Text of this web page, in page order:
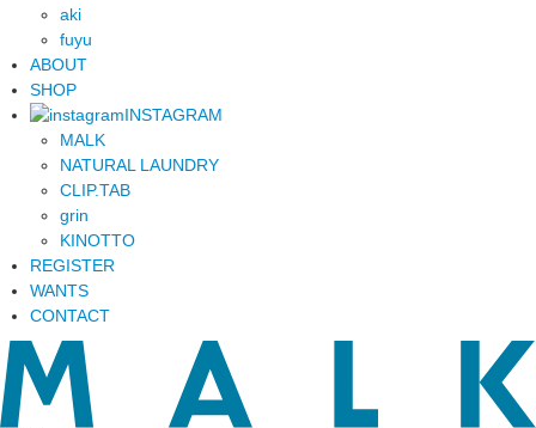
aki
fuyu
ABOUT
SHOP
INSTAGRAM
MALK
NATURAL LAUNDRY
CLIP.TAB
grin
KINOTTO
REGISTER
WANTS
CONTACT